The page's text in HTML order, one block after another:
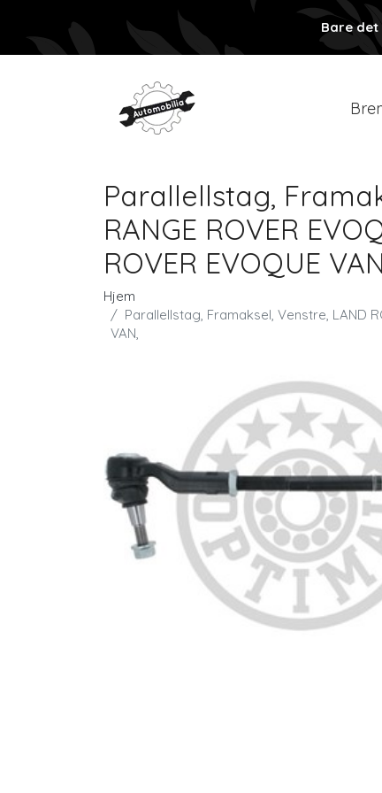
Bare
Parallellstag,
RANGE ROVER
ROVER EVOQUE
Hjem
Parallellstag, Framaksel, Venstre, LAND
VAN,